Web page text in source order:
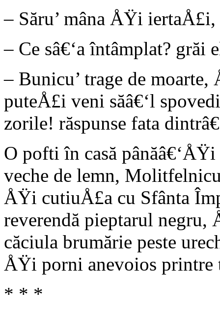
– Săru’ mâna ÅŸi
– Ce sâ€‘a întâmplat? grăi
– Bunicu’ trage de moarte,
puteÅ£i veni săâ€‘l
zorile! răspunse fata
O pofti în casă
veche de lemn,
ÅŸi cutiuÅ£a cu Sfânta
reverendă pieptarul negru,
căciula brumărie peste
ÅŸi porni anevoios printre
* * *